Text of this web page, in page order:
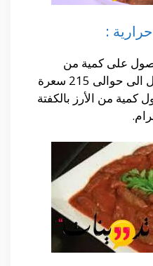
:
على كمية من
الكالوريز و التى تصل الى حوالى 215 سعرة
كمية من الأرز بالكفتة